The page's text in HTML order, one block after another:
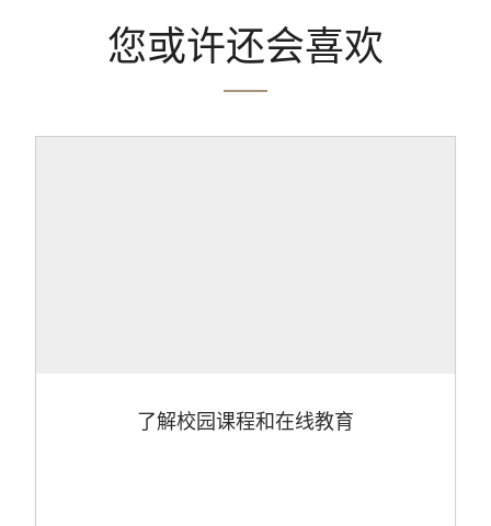
您或许还会喜欢
了解校园课程和在线教育